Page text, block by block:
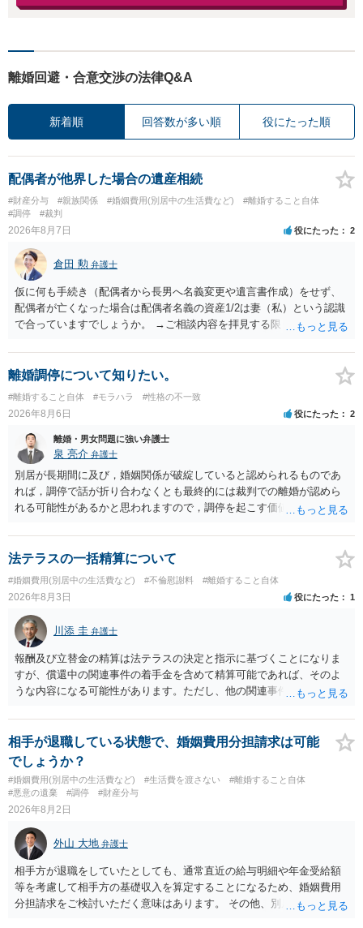
離婚回避・合意交渉の法律Q&A
新着順 回答数が多い順 役にたった順
配偶者が他界した場合の遺産相続
#財産分与 #親族関係 #婚姻費用(別居中の生活費など)
#離婚すること自体
#調停
#裁判
2026年8月7日 役にたった 2
倉田 勲 弁護士
仮に何も手続き（配偶者から長男へ名義変更や遺言書作成）をせず、
配偶者が亡くなった場合は配偶者名義の資産1/2は妻（私）という認識
で合っていますでしょうか。 →ご相談内容を拝見する限りでは、その
完全に所有する場合は、他の相続人に対して自宅の評価額の１/２の代
償金の支払いが必要になります。
離婚調停について知りたい。
#離婚すること自体 #モラハラ #性格の不一致
2026年8月6日 役にたった 2
離婚・男女問題に強い弁護士
泉 亮介 弁護士
別居が長期間に及び，婚姻関係が破綻していると認められるものであ
れば，調停で話が折り合わなくとも最終的には裁判での離婚が認めら
れる可能性があるかと思われますので，調停を起こす価値はあるよう
は調停が成立するということはないため，相手が合意するメリットを
だしてでも調停で終わらせるよう努めるのか，裁判離婚を見据えて調
停での離婚に固執しないかいずれかの対応は必要となるかと思われま
す。 お一人で対応するのは難しい側面もありますので弁護士を立てる
ことを検討されると良いかと思われます。
法テラスの一括精算について
#婚姻費用(別居中の生活費など) #不倫慰謝料 #離婚すること自体
2026年8月3日 役にたった 1
川添 圭 弁護士
報酬及び立替金の精算は法テラスの決定と指示に基づくことになりま
すが、償還中の関連事件の着手金を含めて精算可能であれば、そのよ
うな内容になる可能性があります。ただし、他の関連事件でも相手方
情によって対応が違いますので、法テラスへお尋ねいただいた方が確
実です。
相手が退職している状態で、婚姻費用分担請求は可能
でしょうか？
#婚姻費用(別居中の生活費など) #生活費を渡さない
#離婚すること自体
#悪意の遺棄
#調停 #財産分与
2026年8月2日
外山 大地 弁護士
相手方が退職をしていたとしても、通常直近の給与明細や年金受給額
等を考慮して相手方の基礎収入を算定することになるため、婚姻費用
分担請求をご検討いただく意味はあります。 その他、別居の経緯、質